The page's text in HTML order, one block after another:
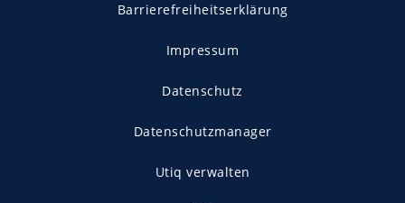
Barrierefreiheitserklärung
Impressum
Datenschutz
Datenschutzmanager
Utiq verwalten